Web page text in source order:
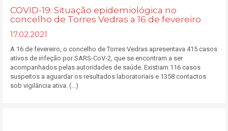
COVID-19: Situação epidemiológica no
concelho de Torres Vedras a 16 de fevereiro
17.02.2021
A 16 de fevereiro, o concelho de Torres Vedras apresentava 415 casos
ativos de infeção por SARS-CoV-2, que se encontram a ser
acompanhados pelas autoridades de saúde. Existiam 116 casos
suspeitos a aguardar os resultados laboratoriais e 1358 contactos
sob vigilância ativa. (...)